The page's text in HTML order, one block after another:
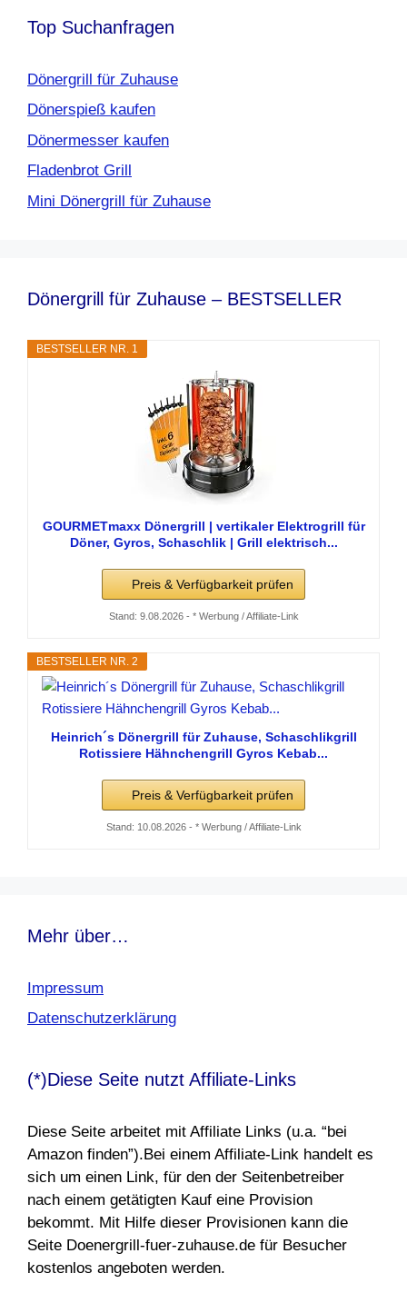
Top Suchanfragen
Dönergrill für Zuhause
Dönerspieß kaufen
Dönermesser kaufen
Fladenbrot Grill
Mini Dönergrill für Zuhause
Dönergrill für Zuhause – BESTSELLER
BESTSELLER NR. 1
GOURMETmaxx Dönergrill | vertikaler Elektrogrill für
Döner, Gyros, Schaschlik | Grill elektrisch...
Preis & Verfügbarkeit prüfen
Stand: 9.08.2026 - * Werbung / Affiliate-Link
BESTSELLER NR. 2
Heinrich´s Dönergrill für Zuhause, Schaschlikgrill
Rotissiere Hähnchengrill Gyros Kebab...
Preis & Verfügbarkeit prüfen
Stand: 10.08.2026 - * Werbung / Affiliate-Link
Mehr über…
Impressum
Datenschutzerklärung
(*)Diese Seite nutzt Affiliate-Links
Diese Seite arbeitet mit Affiliate Links (u.a. “bei
Amazon finden”).Bei einem Affiliate-Link handelt es
sich um einen Link, für den der Seitenbetreiber
nach einem getätigten Kauf eine Provision
bekommt. Mit Hilfe dieser Provisionen kann die
Seite Doenergrill-fuer-zuhause.de für Besucher
kostenlos angeboten werden.